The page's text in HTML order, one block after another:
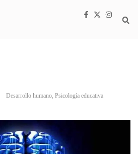
Desarrollo humano, Psicología educativa